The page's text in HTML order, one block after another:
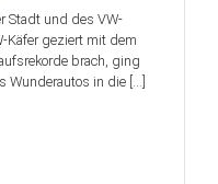
Stadt und des VW-
Käfer geziert mit dem
brach, ging
Wunderautos in die […]